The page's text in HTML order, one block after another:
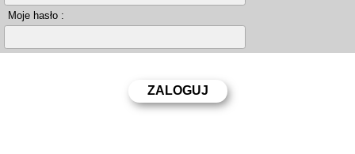
Moje hasło :